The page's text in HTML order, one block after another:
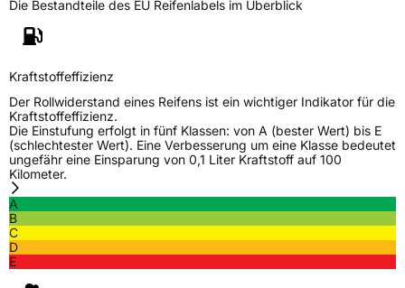
Verantwortliche
in der EU
Veneesh Pillai, 4 SHENTON WAY #08-02 SGX
CENTRE 2 SINGAPORE 068807,
veneeshpillai@omni-united.com,
+6584688270
Die Bestandteile des EU Reifenlabels im Überblick
Kraftstoffeffizienz
Der Rollwiderstand eines Reifens ist ein wichtiger Indikator für die
Kraftstoffeffizienz.
Die Einstufung erfolgt in fünf Klassen: von A (bester Wert) bis E
(schlechtester Wert). Eine Verbesserung um eine Klasse bedeutet
ungefähr eine Einsparung von 0,1 Liter Kraftstoff auf 100
Kilometer.
A
B
C
D
E